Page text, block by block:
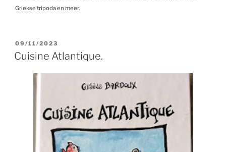
Griekse tripoda en meer.
GEPLAATST
OP
09/11/2023
Cuisine Atlantique.